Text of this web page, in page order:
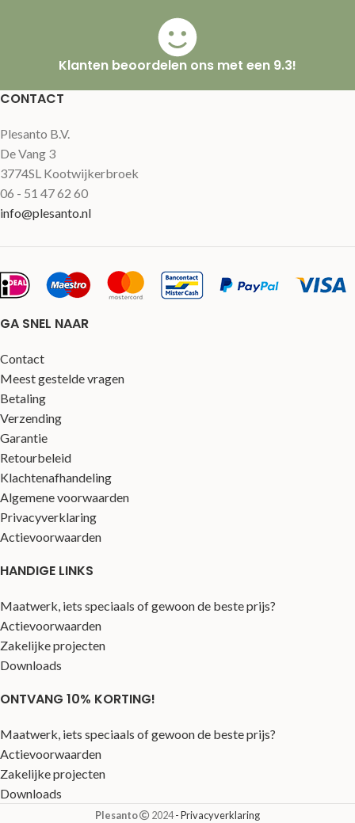
Klanten beoordelen ons met een 9.3!
CONTACT
Plesanto B.V.
De Vang 3
3774SL Kootwijkerbroek
06 - 51 47 62 60
info@plesanto.nl
GA SNEL NAAR
Contact
Meest gestelde vragen
Betaling
Verzending
Garantie
Retourbeleid
Klachtenafhandeling
Algemene voorwaarden
Privacyverklaring
Actievoorwaarden
HANDIGE LINKS
Maatwerk, iets speciaals of gewoon de beste prijs?
Actievoorwaarden
Zakelijke projecten
Downloads
ONTVANG 10% KORTING!
Maatwerk, iets speciaals of gewoon de beste prijs?
Actievoorwaarden
Zakelijke projecten
Downloads
Plesanto 2024- Privacyverklaring